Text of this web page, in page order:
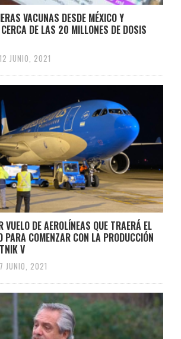
VACUNAS DESDE MÉXICO Y
DE LAS 20 MILLONES DE DOSIS
12 JUNIO, 2021
VUELO DE AEROLÍNEAS QUE TRAERÁ EL
PARA COMENZAR CON LA PRODUCCIÓN
V
7 JUNIO, 2021